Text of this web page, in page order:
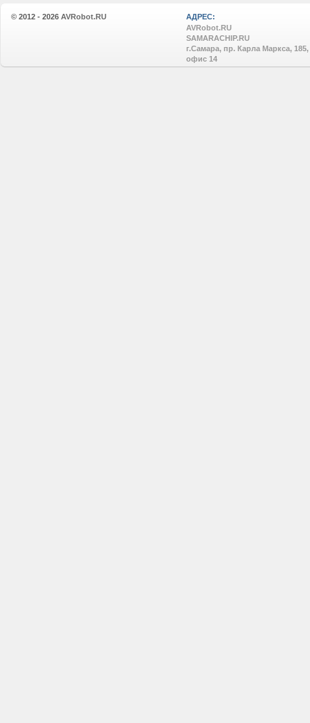
© 2012 - 2026 AVRobot.RU
АДРЕС:
AVRobot.RU
SAMARACHIP.RU
г.Самара, пр. Карла Маркса, 185,
офис 14